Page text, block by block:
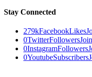
Stay Connected
279kFacebookLikes
0TwitterFollowers
0InstagramFollowers
0YoutubeSubscribers